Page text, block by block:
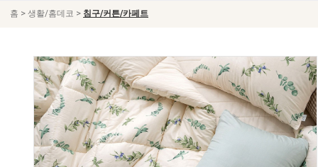
홈 > 생활/홈데코 > 침구/커튼/카페트